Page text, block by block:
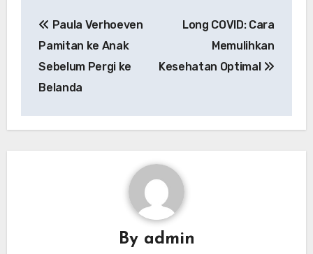
pos
Paula Verhoeven
Pamitan ke Anak
Sebelum Pergi ke
Belanda
Long COVID: Cara
Memulihkan
Kesehatan Optimal
By admin